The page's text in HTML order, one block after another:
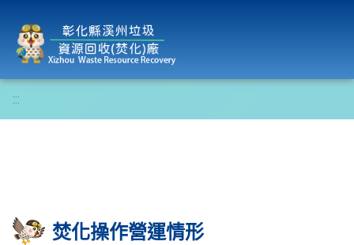
:::
焚化操作營運情形